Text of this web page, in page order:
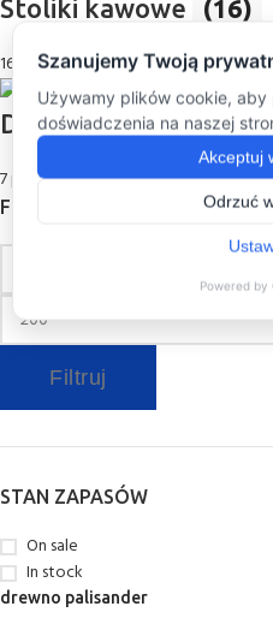
Stoliki kawowe (16)
16 products
Dodatki (7)
7 products
FILTRUJ PO CENIE
Filtruj
STAN ZAPASÓW
On sale
In stock
drewno palisander